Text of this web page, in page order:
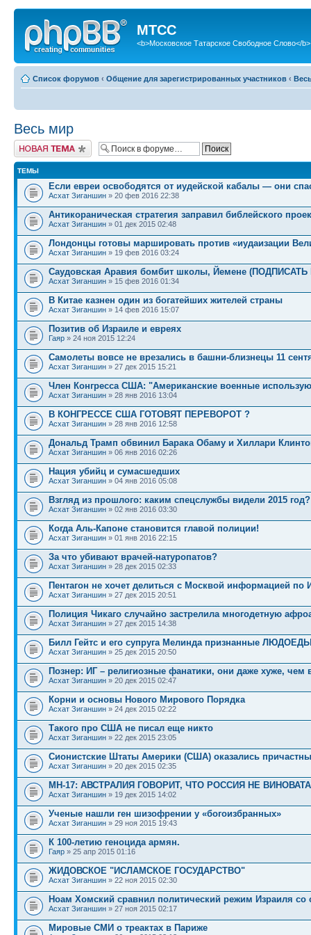
МТСС
<b>Московское Татарское Свободное Слово</b>
Список форумов ‹ Общение для зарегистрированных участников ‹
Весь мир
Новая тема
ТЕМЫ
Если евреи освободятся от иудейской кабалы — они
Асхат Зиганшин » 20 фев 2016 22:38
Антикораническая стратегия заправил библейского
Асхат Зиганшин » 01 дек 2015 02:48
Лондонцы готовы маршировать против «иудаизации
Асхат Зиганшин » 19 фев 2016 03:24
Саудовская Аравия бомбит школы, Йемене
Асхат Зиганшин » 15 фев 2016 01:34
В Китае казнен один из богатейших жителей страны
Асхат Зиганшин » 14 фев 2016 15:07
Позитив об Израиле и евреях
Гаяр » 24 ноя 2015 12:24
Самолеты вовсе не врезались в башни-близнецы 11
Асхат Зиганшин » 27 дек 2015 15:21
Член Конгресса США: "Американские военные
Асхат Зиганшин » 28 янв 2016 13:04
В КОНГРЕССЕ США ГОТОВЯТ ПЕРЕВОРОТ ?
Асхат Зиганшин » 28 янв 2016 12:58
Дональд Трамп обвинил Барака Обаму и Хиллари
Асхат Зиганшин » 06 янв 2016 02:26
Нация убийц и сумасшедших
Асхат Зиганшин » 04 янв 2016 05:08
Взгляд из прошлого: каким спецслужбы видели 2015 год?
Асхат Зиганшин » 02 янв 2016 03:30
Когда Аль-Капоне становится главой полиции!
Асхат Зиганшин » 01 янв 2016 22:15
За что убивают врачей-натуропатов?
Асхат Зиганшин » 28 дек 2015 02:33
Пентагон не хочет делиться с Москвой информацией по
Асхат Зиганшин » 27 дек 2015 20:51
Полиция Чикаго случайно застрелила многодетную
Асхат Зиганшин » 27 дек 2015 14:38
Билл Гейтс и его супруга Мелинда признанные
Асхат Зиганшин » 25 дек 2015 20:50
Познер: ИГ – религиозные фанатики, они даже хуже, чем
Асхат Зиганшин » 20 дек 2015 02:47
Корни и основы Нового Мирового Порядка
Асхат Зиганшин » 24 дек 2015 02:22
Такого про США не писал еще никто
Асхат Зиганшин » 22 дек 2015 23:05
Сионистские Штаты Америки (США) оказались
Асхат Зиганшин » 20 дек 2015 02:35
МН-17: АВСТРАЛИЯ ГОВОРИТ, ЧТО РОССИЯ НЕ
Асхат Зиганшин » 19 дек 2015 14:02
Ученые нашли ген шизофрении у «богоизбранных»
Асхат Зиганшин » 29 ноя 2015 19:43
К 100-летию геноцида армян.
Гаяр » 25 апр 2015 01:16
ЖИДОВСКОЕ "ИСЛАМСКОЕ ГОСУДАРСТВО"
Асхат Зиганшин » 22 ноя 2015 02:30
Ноам Хомский сравнил политический режим Израиля со
Асхат Зиганшин » 27 ноя 2015 02:17
Мировые СМИ о треактах в Париже